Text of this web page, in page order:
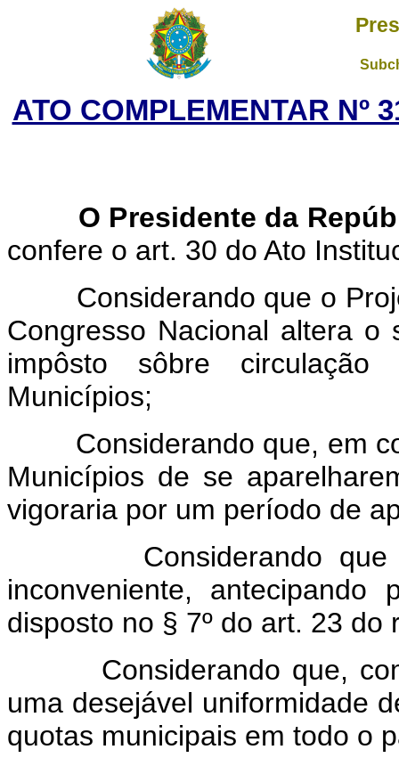
ATO COMPLEMENTAR Nº
O Presidente da
confere o art. 30 do Ato
Considerando que o
Congresso Nacional altera
impôsto sôbre
Municípios;
Considerando que, em
Municípios de se
vigoraria por um período de
Considerando que
inconveniente,
disposto no § 7º do art. 23
Considerando que, com
uma desejável uniformidade
quotas municipais em todo o